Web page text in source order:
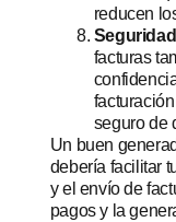
reducen
facturas
seguro de
Un buen
debería facilitar
y el envío de
pagos y la